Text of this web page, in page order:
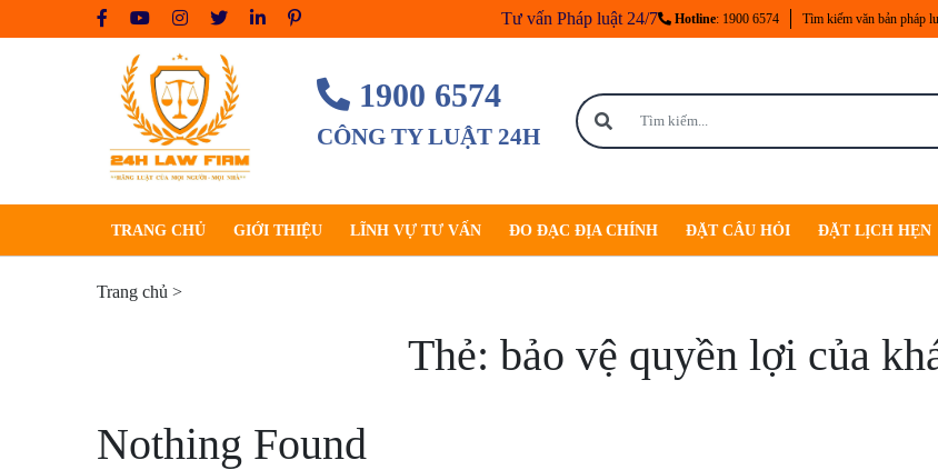
to
Tư vấn Pháp luật 24/7 Hotline: 1900 6574 Tìm kiếm văn bản pháp
1900 6574
CÔNG TY LUẬT 24H
TRANG CHỦ GIỚI THIỆU LĨNH VỰ TƯ VẤN ĐO ĐẠC ĐỊA CHÍNH ĐẶT CÂU HỎI ĐẶT LỊCH HẸN
Trang chủ >
Thẻ: bảo vệ quyền lợi của
Nothing Found